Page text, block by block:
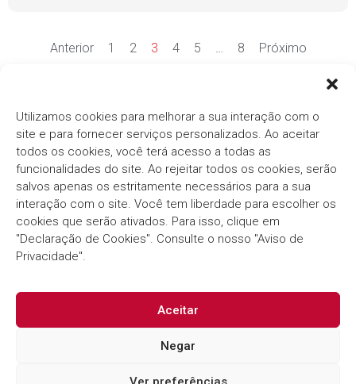
Utilizamos cookies para melhorar a sua interação com o
site e para fornecer serviços personalizados. Ao aceitar
todos os cookies, você terá acesso a todas as
funcionalidades do site. Ao rejeitar todos os cookies, serão
salvos apenas os estritamente necessários para a sua
interação com o site. Você tem liberdade para escolher os
cookies que serão ativados. Para isso, clique em
"Declaração de Cookies". Consulte o nosso "Aviso de
Privacidade".
Aceitar
Negar
Anterior 1 2 3 4 5 8 Próximo
Há mais de três décadas, oGrupo Thema®/Pólis®
segue com o compromisso em fornecer soluções
inovadoras e eficientes para o Setor Público.